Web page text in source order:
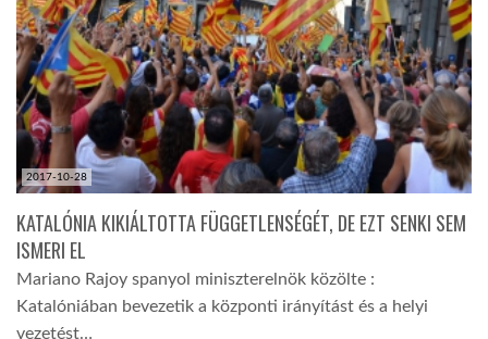
2017-10-28
KATALÓNIA KIKIÁLTOTTA FÜGGETLENSÉGÉT, DE EZT SENKI SEM
ISMERI EL
Mariano Rajoy spanyol miniszterelnök közölte :
Katalóniában bevezetik a központi irányítást és a helyi
vezetést…